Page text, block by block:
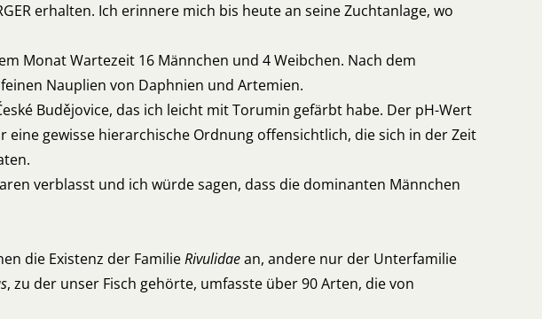
erhalten. Ich erinnere mich bis heute an seine Zuchtanlage, wo
Monat Wartezeit 16 Männchen und 4 Weibchen. Nach dem
Nauplien von Daphnien und Artemien.
Budějovice, das ich leicht mit Torumin gefärbt habe. Der pH-Wert
eine gewisse hierarchische Ordnung offensichtlich, die sich in der Zeit
verblasst und ich würde sagen, dass die dominanten Männchen
die Existenz der FamilieRivulidaean, andere nur der Unterfamilie
, zu der unser Fisch gehörte, umfasste über 90 Arten, die von